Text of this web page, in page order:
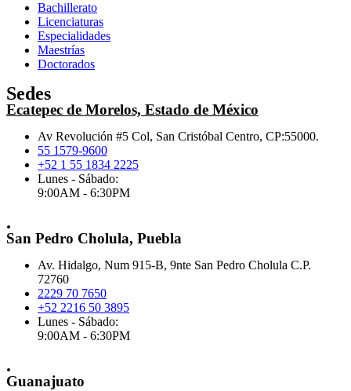
Bachillerato
Licenciaturas
Especialidades
Maestrías
Doctorados
Sedes
Ecatepec de Morelos, Estado de México
Av Revolución #5 Col, San Cristóbal Centro, CP:55000.
55 1579-9600
+52 1 55 1834 2225
Lunes - Sábado:
9:00AM - 6:30PM
.
San Pedro Cholula, Puebla
Av. Hidalgo, Num 915-B, 9nte San Pedro Cholula C.P.
72760
2229 70 7650
+52 2216 50 3895
Lunes - Sábado:
9:00AM - 6:30PM
.
Guanajuato